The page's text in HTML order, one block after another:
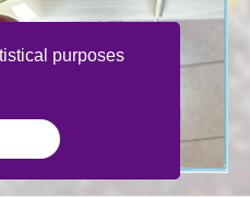
purposes